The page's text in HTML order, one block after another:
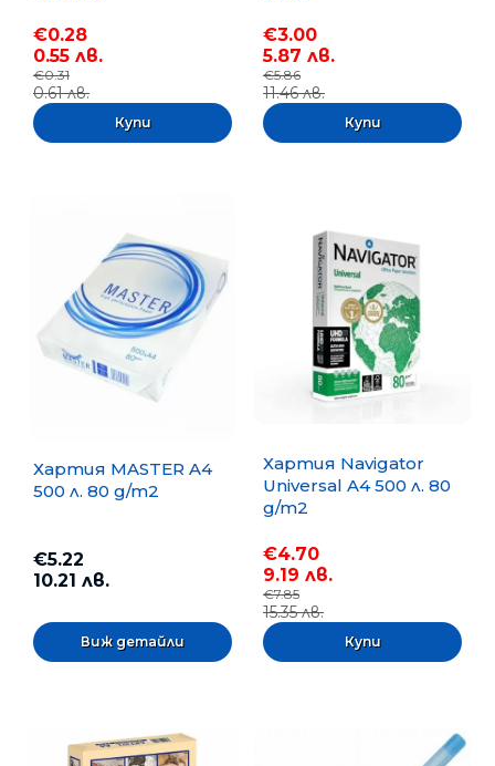
€0.28
0.55 лв.
€0.31
0.61 лв.
€3.00
5.87 лв.
€5.86
11.46 лв.
Хартия MASTER A4
500 л. 80 g/m2
€5.22
10.21 лв.
Виж детайли
Хартия Navigator
Universal A4 500 л. 80
g/m2
€4.70
9.19 лв.
€7.85
15.35 лв.